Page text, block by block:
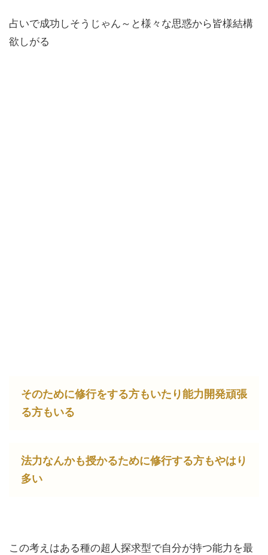
占いで成功しそうじゃん～と様々な思惑から皆様結構
欲しがる
そのために修行をする方もいたり能力開発頑張
る方もいる
法力なんかも授かるために修行する方もやはり
多い
この考えはある種の超人探求型で自分が持つ能力を最